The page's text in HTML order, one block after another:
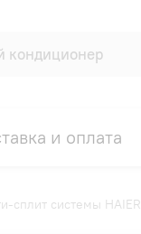
и оплата
сплит системы HAIER